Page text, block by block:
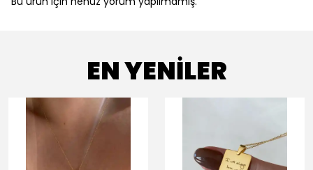
EN YENİLER